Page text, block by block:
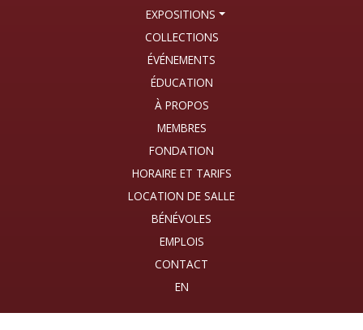
EXPOSITIONS
COLLECTIONS
ÉVÉNEMENTS
ÉDUCATION
À PROPOS
MEMBRES
FONDATION
HORAIRE ET TARIFS
LOCATION DE SALLE
BÉNÉVOLES
EMPLOIS
CONTACT